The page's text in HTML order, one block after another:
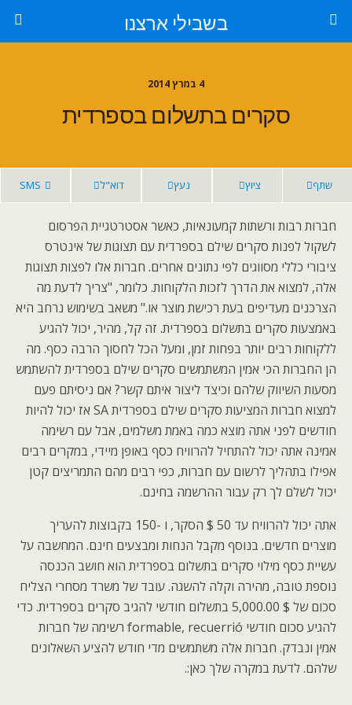
בשבילי ארצנו
4 במרץ 2014
סקרים בתשלום בספרדית
שתף ציוץ נעץ דוא"ל SMS
חברות רבות ורשתות קמעונאיות, כאשר אסטרטגיית הפרסום
לשקול לפנות סקרים שילם בספרדית עם תצוגות של אינטרס
ציבורי כללי מסווגים לפי נתונים אחרים. חברות אלו לפצות תצוגות
אלה, למצוא את הדרך לזכות הלקוחות. כלומר, "צריך לדעת מה
הצרכנים מעדיפים בעת רכישת מוצר או." משאב בשימוש נרחב היא
באמצעות סקרים בתשלום בספרדית. זה קל, מהיר, יכול להגיע
ללקוחות רבים יותר בפחות זמן, ומעל הכל לחסוך הרבה כסף. מה
הן החברות הכי אמין המשתמשים סקרים שילם בספרדית להשתמש
מסעות השיווק שלהם וכיצד ליצור איתם קשר? אם ניסיתם פעם
למצוא חברות המציעות סקרים שילם בספרדית SA אז יכול להיות
חודשים לפני אתה מוצא כמה באמת משלמים, אבל עם רשימה
אמינה אתה יכול להתחיל להרוויח כסף באופן מיידי, במקרים רבים
אפילו בתהליך לרשום עם חברות, כפי רבים מהם התמריצים קטן
יכול לשלם לך רק עבור ההרשמה בחינם.
אתה יכול להרוויח עד 50 $ הסקר, ו -150 בקבוצות להעריך
מוצרים חדשים. בנוסף מקבל הנחות ומבצעים חינם. המחשבה על
עשיית כסף מילוי סקרים בתשלום בספרדית הוא חושב הכנסה
נוספת טובה, מהירה וקלה להשגה. עובד של משרד מסחרי הצליח
סכום של $ 5,000.00 בתשלום חודשי להגיב סקרים בספרדית. כדי
להגיע סכום חודשי formable, recuerrió רשימה של חברות
אמין ונבדק. חברות אלה משתמשים מדי חודש להציע השאלונים
שלהם. לדעת במקרה שלך כאן:.